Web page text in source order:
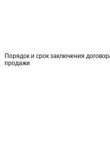
Порядок и срок заключения
продажи